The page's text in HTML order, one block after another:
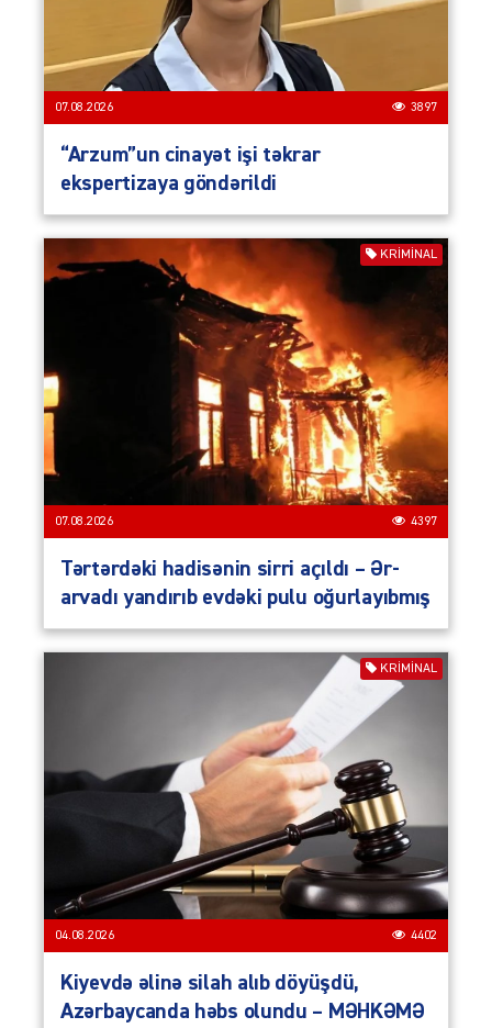
07.08.2026 3897
“Arzum”un cinayət işi təkrar
ekspertizaya göndərildi
KRIMINAL
07.08.2026 4397
Tərtərdəki hadisənin sirri açıldı – Ər-
arvadı yandırıb evdəki pulu oğurlayıbmış
KRIMINAL
04.08.2026 4402
Kiyevdə əlinə silah alıb döyüşdü,
Azərbaycanda həbs olundu – MƏHKƏMƏ